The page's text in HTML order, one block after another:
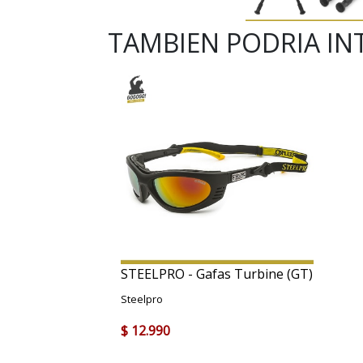
TAMBIEN PODRIA
STEELPRO - Gafas Turbine (GT)
Steelpro
$ 12.990